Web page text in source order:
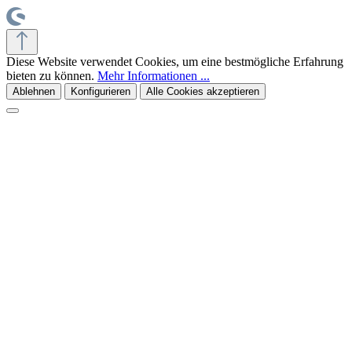
Diese Website verwendet Cookies, um eine bestmögliche Erfahrung
bieten zu können. Mehr Informationen ...
Ablehnen Konfigurieren Alle Cookies akzeptieren